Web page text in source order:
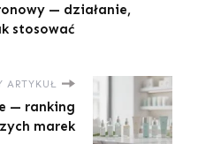
— działanie,
stosować
ARTYKUŁ
— ranking
marek